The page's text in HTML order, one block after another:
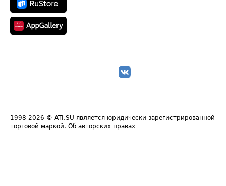
1998-2026 © ATI.SU является юридически зарегистрированной
торговой маркой. Об авторских правах